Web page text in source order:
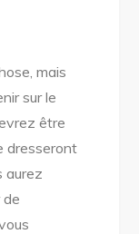
mais
sur le
être
dresseront
aurez